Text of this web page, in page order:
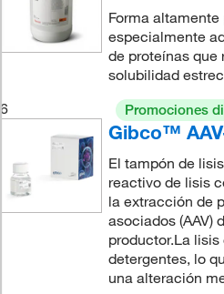
Forma
especialmente
de proteínas que
solubilidad
6
Promociones
Gibco™
El tampón de
reactivo de lisis
la extracción de
asociados (AAV)
productor.La
detergentes, lo
una alteración